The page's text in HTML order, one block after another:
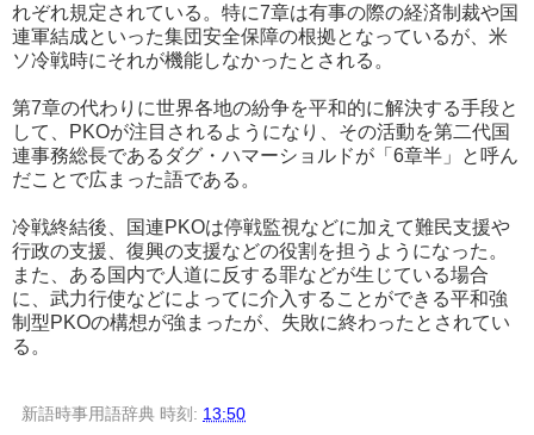
れぞれ規定されている。特に7章は有事の際の経済制裁や国
連軍結成といった集団安全保障の根拠となっているが、米
ソ冷戦時にそれが機能しなかったとされる。
第7章の代わりに世界各地の紛争を平和的に解決する手段と
して、PKOが注目されるようになり、その活動を第二代国
連事務総長であるダグ・ハマーショルドが「6章半」と呼ん
だことで広まった語である。
冷戦終結後、国連PKOは停戦監視などに加えて難民支援や
行政の支援、復興の支援などの役割を担うようになった。
また、ある国内で人道に反する罪などが生じている場合
に、武力行使などによってに介入することができる平和強
制型PKOの構想が強まったが、失敗に終わったとされてい
る。
新語時事用語辞典 時刻: 13:50